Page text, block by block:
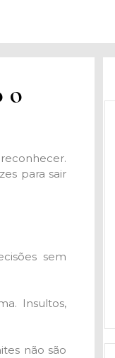
o
para sair
sem
Insultos,
não são